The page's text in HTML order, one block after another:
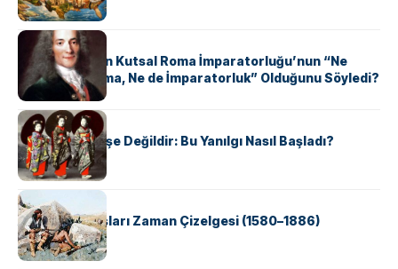
KÜLTÜR
Voltaire Neden Kutsal Roma İmparatorluğu’nun “Ne
Kutsal, Ne Roma, Ne de İmparatorluk” Olduğunu Söyledi?
KÜLTÜR
Geyşalar Fahişe Değildir: Bu Yanılgı Nasıl Başladı?
KÜLTÜR
Apache Savaşları Zaman Çizelgesi (1580–1886)